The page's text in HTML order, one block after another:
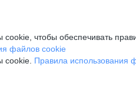
чтобы обеспечивать
файлов cookie
cookie. Правила использования